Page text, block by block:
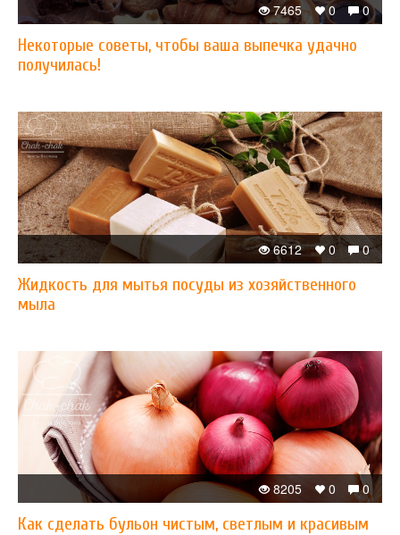
0
0
7465
Некоторые советы, чтобы ваша выпечка удачно
получилась!
0
0
6612
Жидкость для мытья посуды из хозяйственного
мыла
0
0
8205
Как сделать бульон чистым, светлым и красивым